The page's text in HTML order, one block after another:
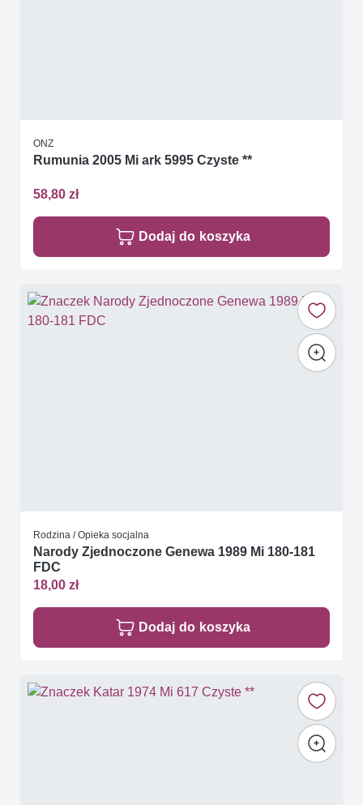
ONZ
Rumunia 2005 Mi ark 5995 Czyste **
58,80 zł
Dodaj do koszyka
Rodzina / Opieka socjalna
Narody Zjednoczone Genewa 1989 Mi 180-181
FDC
18,00 zł
Dodaj do koszyka